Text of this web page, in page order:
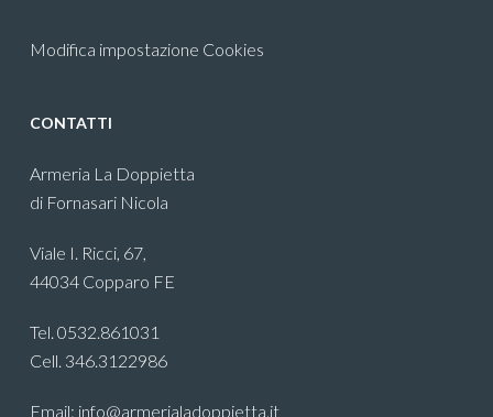
Modifica impostazione Cookies
CONTATTI
Armeria La Doppietta
di Fornasari Nicola
Viale I. Ricci, 67,
44034 Copparo FE
Tel. 0532.861031
Cell. 346.3122986
Email: info@armerialadoppietta.it